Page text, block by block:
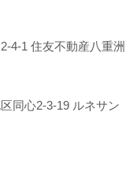
4-1 住友不動産八重洲
同心2-3-19 ルネサン